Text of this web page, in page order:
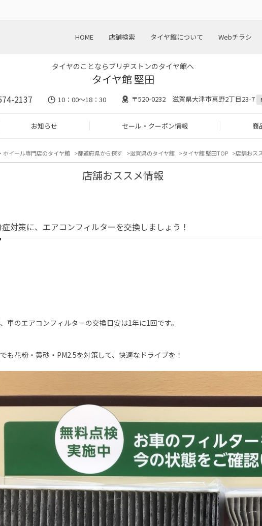
HOME 店舗検索 タイヤ館について Webチラシ
タイヤのことならブリヂストンのタイヤ館へ
タイヤ館 堅田
2137 10：00～18：30 〒520-0232 滋賀県大津市真野2丁目23-7
お知らせ セール・クーポン情報 商
ホイール専門店のタイヤ館 都道府県から探す 滋賀県のタイヤ館 タイヤ館 堅田TOP 店舗おス
店舗おススメ情報
対策に、エアコンフィルターを交換しましょう！
車のエアコンフィルターの交換目安は1年に1回です。
も花粉・黄砂・PM2.5を対策して、快適なドライブを！